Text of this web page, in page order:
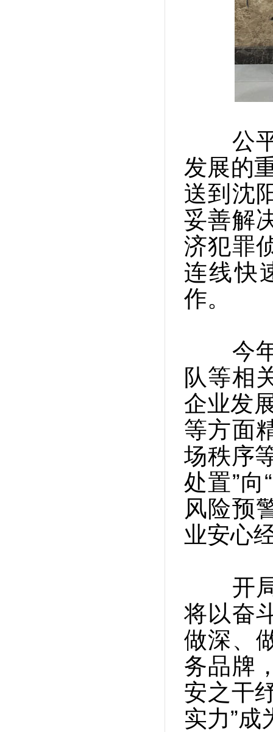
公平
发展的
送到沈
妥善解
济犯罪
连线快
作。
今年
队等相
企业发
等方面
场秩序
处置”
风险预
业安心
开局
将以奋
做深、
务品牌
安之干
实力”成